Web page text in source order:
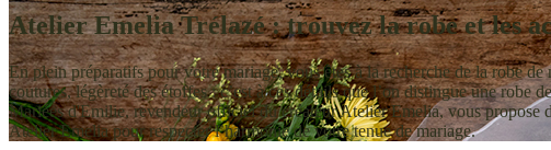
Atelier Emelia Trélazé : trouvez la robe et les
En plein préparatifs pour votre mariage, vous êtes à la recherche de la robe
coutures, légèreté des étoffes : c’est à ces détails que l’on distingue une
Mariées d'Emilie, revendeur officiel du créateur Atelier Emelia, vous propose
Atelier Emelia pour respecter l’harmonie de votre tenue de mariage.